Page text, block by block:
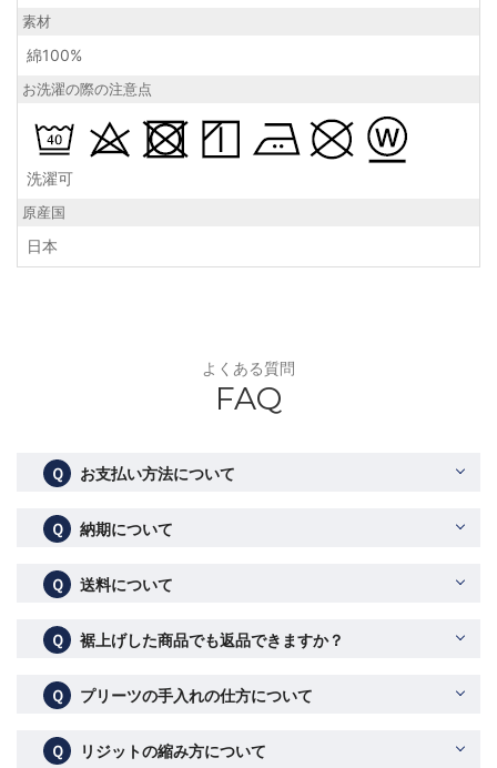
素材
綿100%
お洗濯の際の注意点
洗濯可
原産国
日本
よくある質問
FAQ
Ｑ お支払い方法について
Ｑ 納期について
Ｑ 送料について
Ｑ 裾上げした商品でも返品できますか？
Ｑ プリーツの手入れの仕方について
Ｑ リジットの縮み方について